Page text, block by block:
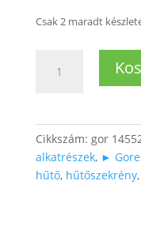
Csak 2 maradt
Gomb
Cikkszám: gor
alkatrészek, ►
hűtő, hűtőszekrény,